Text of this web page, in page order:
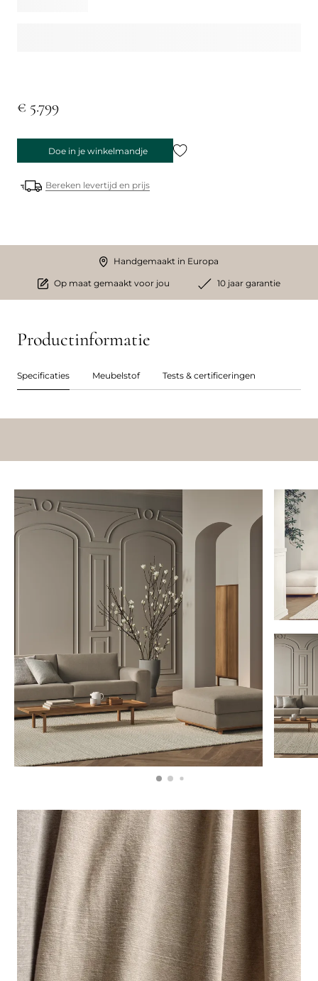
€ 5.799
Doe in je winkelmandje
Bereken levertijd en prijs
Handgemaakt in Europa
Op maat gemaakt voor jou 10 jaar garantie
Productinformatie
Specificaties Meubelstof Tests & certificeringen